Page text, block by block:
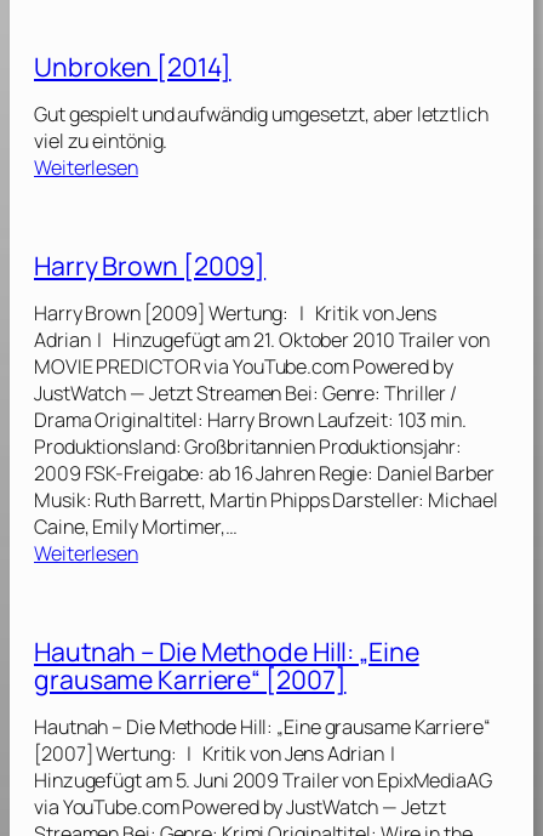
]
:
i
n
t
f
e
i
n
d
l
i
c
h
e
n
L
e
n
[
2
0
1
4
Unbroken [2014]
Gut gespielt und aufwändig umgesetzt, aber letztlich
viel zu eintönig.
Weiterlesen:
r
o
k
e
n
2
0
1
4
]
Harry Brown [2009]
Harry Brown [2009] Wertung: | Kritik von Jens
Adrian | Hinzugefügt am 21. Oktober 2010 Trailer von
MOVIE PREDICTOR via YouTube.com Powered by
JustWatch — Jetzt Streamen Bei: Genre: Thriller /
Drama Originaltitel: Harry Brown Laufzeit: 103 min.
Produktionsland: Großbritannien Produktionsjahr:
2009 FSK-Freigabe: ab 16 Jahren Regie: Daniel Barber
Musik: Ruth Barrett, Martin Phipps Darsteller: Michael
Caine, Emily Mortimer,…
Weiterlesen:
r
y
r
o
w
n
Hautnah – Die Methode Hill: „Eine
grausame Karriere“ [2007]
Hautnah – Die Methode Hill: „Eine grausame Karriere“
[2007] Wertung: | Kritik von Jens Adrian |
Hinzugefügt am 5. Juni 2009 Trailer von EpixMediaAG
via YouTube.com Powered by JustWatch — Jetzt